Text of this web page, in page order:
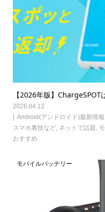
【2026年版】
2026.04.12
Android(アンドロイド)最新情報
スマホ裏技など, ネットで話題
おすすめ
モバイルバッテリー